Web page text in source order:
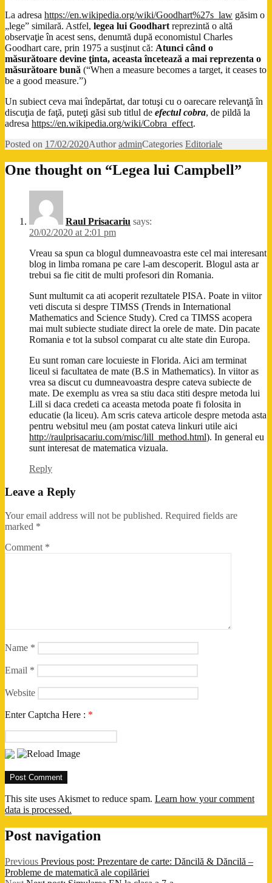
La adresa https://en.wikipedia.org/wiki/Goodhart%27s_law găsim o
„lege” similară. Astfel, legea lui Goodhart reprezintă o altă
observaţie în acest sens, denumtă după economistul Charles
Goodhart care, prin 1975 a susţinut că: Atunci când o
măsurătoare devine ţinta, aceasta încetează a mai reprezenta o
măsurătoare bună (“When a measure becomes a target, it ceases to
be a good measure.”)
Un subiect ceva mai îndepărtat, dar totuşi cu o oarecare relevanţă în
discuţia de faţă, puteţi găsi sub titlul de efectul cobra, de pildă la
adresa https://en.wikipedia.org/wiki/Cobra_effect.
Posted on 17/02/2020AuthoradminCategories Editoriale
One thought on “Legea lui Campbell”
Raul Prisacariu says:
20/02/2020 at 2:01 pm
Vreau sa spun ca blogul dumneavoastra este cel mai interesant
blog in limba romana pe care l-am descoperit. Blogul asta ar
trebui sa fie citit de multi profesori din Romania.
Sunt multumit ca ati acoperit rezultatele PISA. Poate in viitor
veti discuta si despre TIMSS (Trends in International
Mathematics and Science Study). Cred ca TIMSS acopera
mai mult subiecte studiate direct la orele de mate. Din pacate
Romania e tot la subsol comparat cu alte state din Europa.
Eu sunt roman care locuieste in Florida. Aici am terminat
liceul si facultatea de mate (B.S in Mathematics). In viitor as
vrea sa discut cu dumneavoastra despre cateva subiecte de
mate. De exemplu as vrea sa stiu daca stiti despre metoda lui
Lill si daca credeti ca aceasta metoda poate fi folosita in
educatie (la liceu). Am scris cateva articole despre metoda asta
pentru websitul meu (am postat cateva linkuri utile aici
http://raulprisacariu.com/misc/lill_method.html). In general eu
sunt interesat de matematica vizuala.
Reply
Leave a Reply
Your email address will not be published. Required fields are
marked *
Comment *
Name *
Email *
Website
Enter Captcha Here : *
This site uses Akismet to reduce spam. Learn how your comment
data is processed.
Post navigation
Previous Previous post: Prezentare de carte: Dăncilă & Dăncilă –
Probleme de matematică ale copilăriei